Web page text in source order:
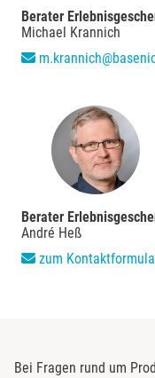
Berater
Michael Krannich
Berater
André Heß
zum
Bei Fragen rund um
Mönchengladbach
Münster
Neckarsulm
Nidda